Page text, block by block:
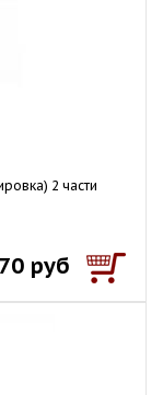
2 части
руб